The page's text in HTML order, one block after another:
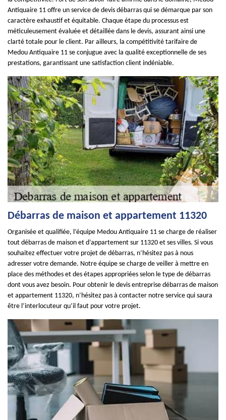
Antiquaire 11 offre un service de devis débarras qui se démarque par son
caractère exhaustif et équitable. Chaque étape du processus est
méticuleusement évaluée et détaillée dans le devis, assurant ainsi une
clarté totale pour le client. Par ailleurs, la compétitivité tarifaire de
Medou Antiquaire 11 se conjugue avec la qualité exceptionnelle de ses
prestations, garantissant une satisfaction client indéniable.
Débarras de maison et appartement 11320
Organisée et qualifiée, l’équipe Medou Antiquaire 11 se charge de réaliser
tout débarras de maison et d’appartement sur 11320 et ses villes. Si vous
souhaitez effectuer votre projet de débarras, n’hésitez pas à nous
adresser votre demande. Notre équipe se charge de veiller à mettre en
place des méthodes et des étapes appropriées selon le type de débarras
dont vous avez besoin. Pour obtenir le devis entreprise débarras de maison
et appartement 11320, n’hésitez pas à contacter notre service qui saura
être l’interlocuteur qu’il faut pour votre projet.